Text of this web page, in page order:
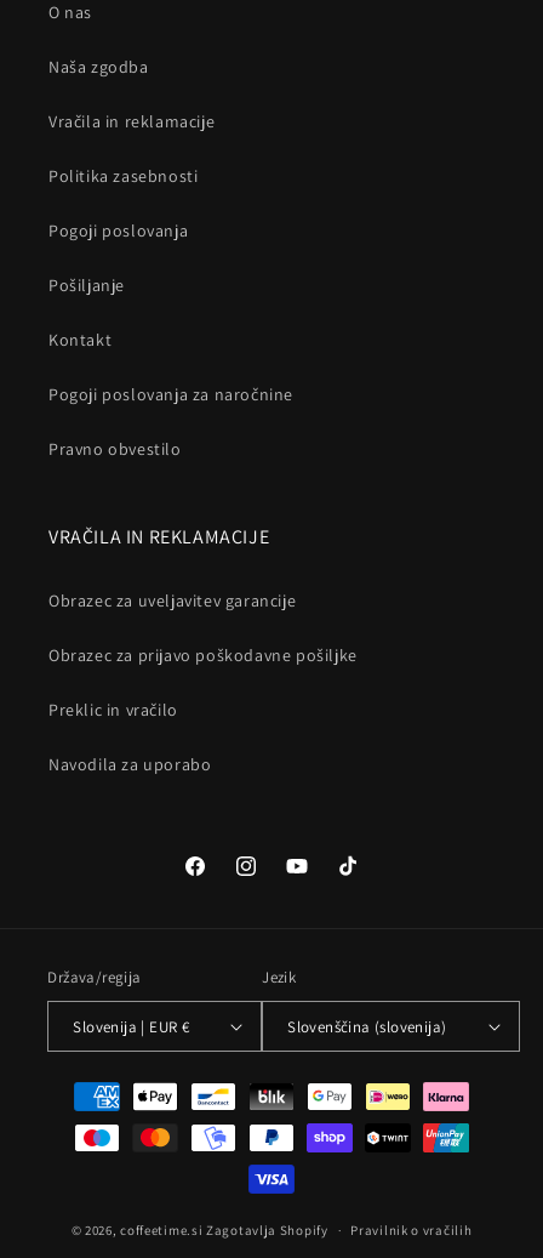
O nas
Naša zgodba
Vračila in reklamacije
Politika zasebnosti
Pogoji poslovanja
Pošiljanje
Kontakt
Pogoji poslovanja za naročnine
Pravno obvestilo
VRAČILA IN REKLAMACIJE
Obrazec za uveljavitev garancije
Obrazec za prijavo poškodavne pošiljke
Preklic in vračilo
Navodila za uporabo
FacebookInstagramYouTubeTikTok
Država/regija
Slovenija | EUR €
Jezik
Slovenščina (slovenija)
Načini
plačila
© 2026,coffeetime.si Zagotavlja Shopify Pravilnik o vračilih